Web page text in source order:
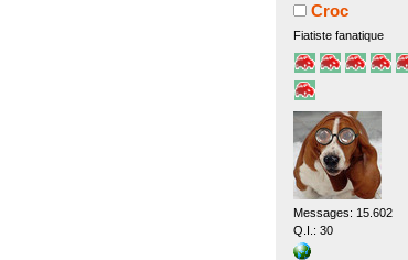
Croc
Fiatiste fanatique
Messages: 15.602
Q.I.: 30